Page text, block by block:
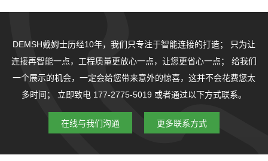
DEMSH戴姆士历经10年，我们只专注于智能连接的打造；
只为让
连接再智能一点，工程质量更放心一点，让您更省心一点；
给我们
一个展示的机会，一定会给您带来意外的惊喜，这并不会花费您太
多时间；
立即致电 177-2775-5019 或者通过以下方式联系。
在线与我们沟通 更多联系方式